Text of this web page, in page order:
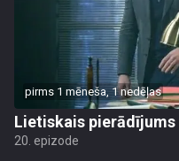
pirms 1 mēneša, 1 nedēļas
Lietiskais pierādījums
20. epizode